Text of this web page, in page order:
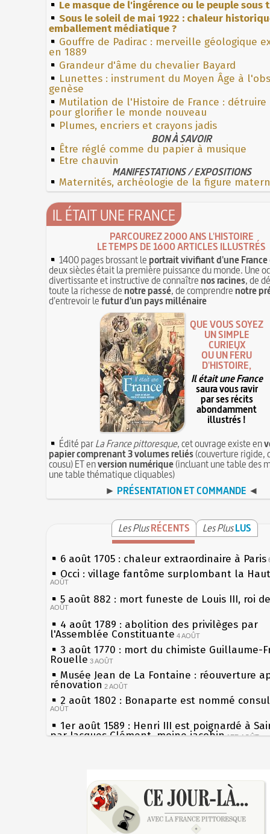
Le masque de l'ingérence ou le peuple sous
Sous le soleil de mai 1922 : chaleur
emballement médiatique ?
Gouffre de Padirac : merveille géologique
en 1889
Grandeur d'âme du chevalier Bayard
Lunettes : instrument du Moyen Âge à
genèse
Mutilation de l'Histoire de France : détruire
pour glorifier le monde nouveau
Plumes, encriers et crayons jadis
BON À SAVOIR
Être réglé comme du papier à musique
Etre chauvin
MANIFESTATIONS / EXPOSITIONS
Maternités, archéologie de la figure
IL ÉTAIT UNE FRANCE
PARCOUREZ 2000 ANS L'HISTOIRE
LE TEMPS DE 1600 ARTICLES ILLUSTRÉS
1400 pages brossant leportrait vivifiant d'une France
deux siècles était la première puissance du monde. Une
divertissante et instructive de connaîtrenos racines, de
toute la richesse denotre passé, de comprendrenotre
d'entrevoir lefutur d'un pays millénaire
QUE VOUS SOYEZ
UN SIMPLE
CURIEUX
OU UN FÉRU
D'HISTOIRE,
Il était une France
saura vous ravir
par ses récits
abondamment
illustrés !
Édité parLa France pittoresque, cet ouvrage existe en
papier comprenant 3 volumes reliés(couverture rigide,
cousu) ET enversion numérique(incluant une table des
une table thématique cliquables)
► PRÉSENTATION ET COMMANDE ◄
Les PlusRÉCENTS Les PlusLUS
6 août 1705 : chaleur extraordinaire à Paris
Occi : village fantôme surplombant la
AOÛT
5 août 882 : mort funeste de Louis III, roi
AOÛT
4 août 1789 : abolition des privilèges par
l'Assemblée Constituante 4 AOÛT
3 août 1770 : mort du chimiste Guillaume-
Rouelle 3 AOÛT
Musée Jean de La Fontaine : réouverture
rénovation 2 AOÛT
2 août 1802 : Bonaparte est nommé
AOÛT
1er août 1589 : Henri III est poignardé à
par Jacques Clément, moine jacobin 1ER AOÛT
Chocolat Poulain 30 JUILLET
29 juillet 1881 : loi sur la liberté de la
28 juillet 1794 : supplice de Robespierre
partie de ses complices 28 JUILLET
les siècles
27 mai 1610 : supplice de François
du roi Henri IV
Pierre qui roule n'amasse pas mousse